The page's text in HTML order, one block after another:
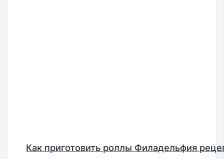
Как приготовить роллы Филадельфия